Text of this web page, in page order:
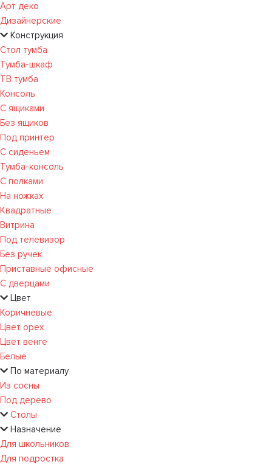
Арт деко
Дизайнерские
Конструкция
Стол тумба
Тумба-шкаф
ТВ тумба
Консоль
С ящиками
Без ящиков
Под принтер
С сиденьем
Тумба-консоль
С полками
На ножках
Квадратные
Витрина
Под телевизор
Без ручек
Приставные офисные
С дверцами
Цвет
Коричневые
Цвет орех
Цвет венге
Белые
По материалу
Из сосны
Под дерево
Столы
Назначение
Для школьников
Для подростка